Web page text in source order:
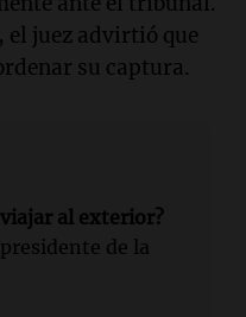
el juez advirtió que
su captura.
al exterior?
de la